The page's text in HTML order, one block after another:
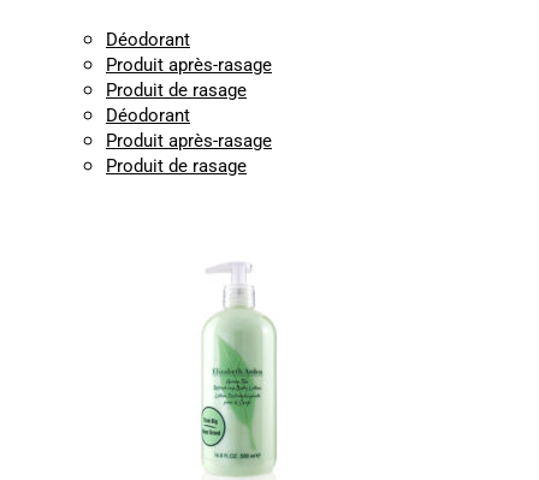
Déodorant
Produit après-rasage
Produit de rasage
Déodorant
Produit après-rasage
Produit de rasage